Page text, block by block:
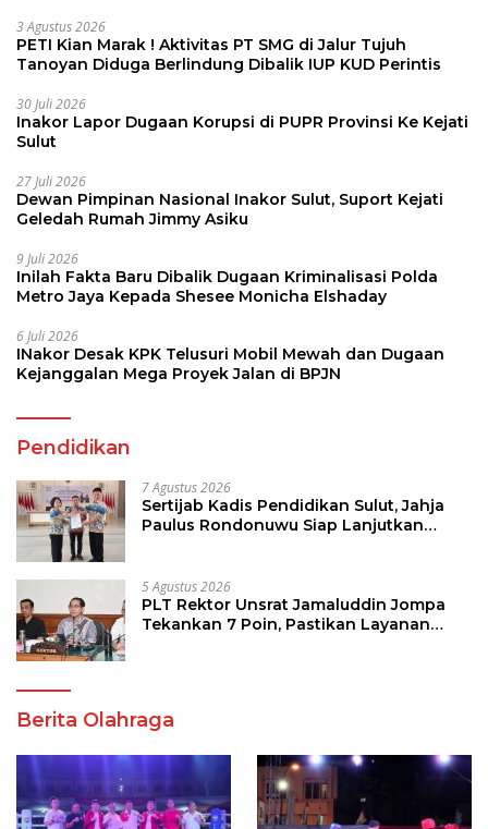
3 Agustus 2026
PETI Kian Marak ! Aktivitas PT SMG di Jalur Tujuh
Tanoyan Diduga Berlindung Dibalik IUP KUD Perintis
30 Juli 2026
Inakor Lapor Dugaan Korupsi di PUPR Provinsi Ke Kejati
Sulut
27 Juli 2026
Dewan Pimpinan Nasional Inakor Sulut, Suport Kejati
Geledah Rumah Jimmy Asiku
9 Juli 2026
Inilah Fakta Baru Dibalik Dugaan Kriminalisasi Polda
Metro Jaya Kepada Shesee Monicha Elshaday
6 Juli 2026
INakor Desak KPK Telusuri Mobil Mewah dan Dugaan
Kejanggalan Mega Proyek Jalan di BPJN
Pendidikan
7 Agustus 2026
Sertijab Kadis Pendidikan Sulut, Jahja
Paulus Rondonuwu Siap Lanjutkan
5 Agustus 2026
PLT Rektor Unsrat Jamaluddin Jompa
Tekankan 7 Poin, Pastikan Layanan
Berita Olahraga